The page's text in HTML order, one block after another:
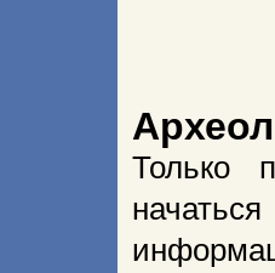
Только